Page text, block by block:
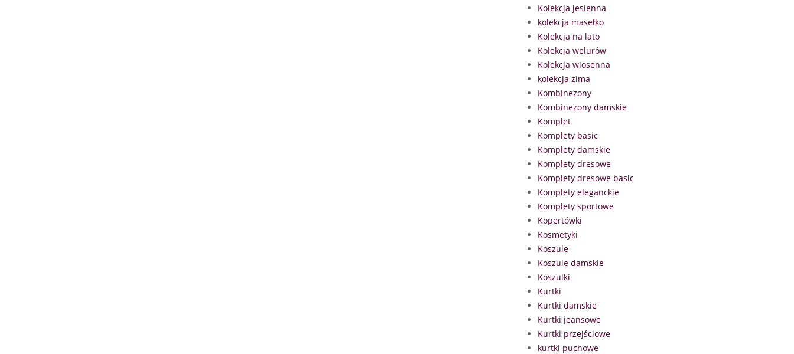
Kolekcja jesienna
kolekcja masełko
Kolekcja na lato
Kolekcja welurów
Kolekcja wiosenna
kolekcja zima
Kombinezony
Kombinezony damskie
Komplet
Komplety basic
Komplety damskie
Komplety dresowe
Komplety dresowe basic
Komplety eleganckie
Komplety sportowe
Kopertówki
Kosmetyki
Koszule
Koszule damskie
Koszulki
Kurtki
Kurtki damskie
Kurtki jeansowe
Kurtki przejściowe
kurtki puchowe